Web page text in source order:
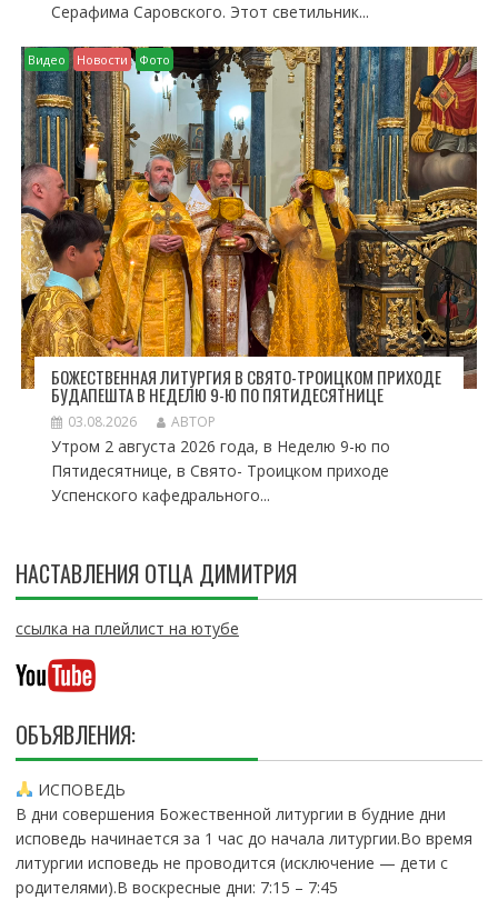
Серафима Саровского. Этот светильник...
Видео Новости Фото
БОЖЕСТВЕННАЯ ЛИТУРГИЯ В СВЯТО-ТРОИЦКОМ ПРИХОДЕ
БУДАПЕШТА В НЕДЕЛЮ 9-Ю ПО ПЯТИДЕСЯТНИЦЕ
03.08.2026 АВТОР
Утром 2 августа 2026 года, в Неделю 9-ю по
Пятидесятнице, в Свято- Троицком приходе
Успенского кафедрального...
НАСТАВЛЕНИЯ ОТЦА ДИМИТРИЯ
ссылка на плейлист на ютубе
ОБЪЯВЛЕНИЯ:
ИСПОВЕДЬ
В дни совершения Божественной литургии в будние дни
исповедь начинается за 1 час до начала литургии.Во время
литургии исповедь не проводится (исключение — дети с
родителями).В воскресные дни: 7:15 – 7:45